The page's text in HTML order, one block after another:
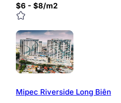
$6 - $8/m2
Mipec Riverside Long Biên